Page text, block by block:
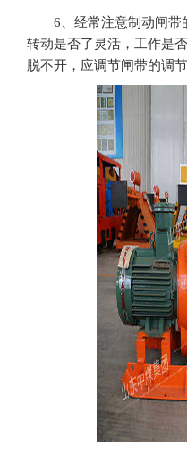
6、经常注意制动闸带
转动是否了灵活，工作是
脱不开，应调节闸带的调